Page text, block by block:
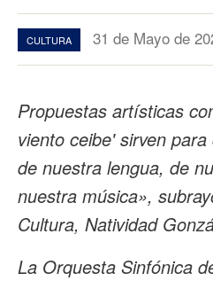
CULTURA 31 de Mayo de
Propuestas artísticas
viento ceibe' sirven
de nuestra lengua, de
nuestra música»,
Cultura, Natividad
La Orquesta Sinfónica